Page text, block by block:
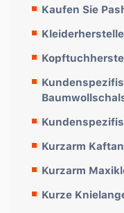
Kaufen Sie
Kurzarm
Kurzarm
Kurze